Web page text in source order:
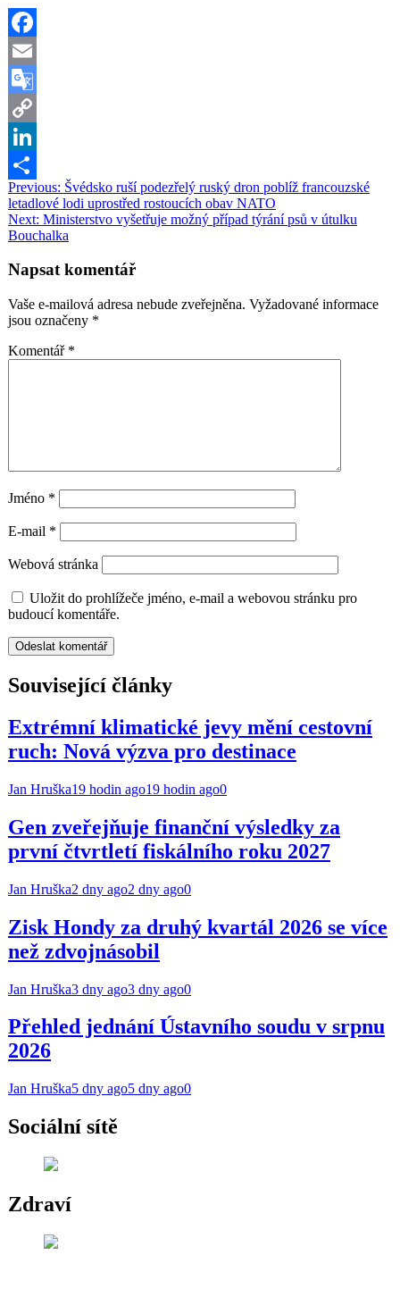
Facebook
Email
Google
Translate
Copy
Link
LinkedIn
Share
Navigace
pro
příspěvek
Previous: Švédsko ruší podezřelý ruský dron poblíž francouzské
letadlové lodi uprostřed rostoucích obav NATO
Next: Ministerstvo vyšetřuje možný případ týrání psů v útulku
Bouchalka
Napsat komentář
Vaše e-mailová adresa nebude zveřejněna. Vyžadované informace
jsou označeny *
Komentář *
Jméno *
E-mail *
Webová stránka
Uložit do prohlížeče jméno, e-mail a webovou stránku pro
budoucí komentáře.
Související články
Extrémní klimatické jevy mění cestovní
ruch: Nová výzva pro destinace
Jan Hruška19 hodin ago19 hodin ago0
Gen zveřejňuje finanční výsledky za
první čtvrtletí fiskálního roku 2027
Jan Hruška2 dny ago2 dny ago0
Zisk Hondy za druhý kvartál 2026 se více
než zdvojnásobil
Jan Hruška3 dny ago3 dny ago0
Přehled jednání Ústavního soudu v srpnu
2026
Jan Hruška5 dny ago5 dny ago0
Sociální sítě
Zdraví